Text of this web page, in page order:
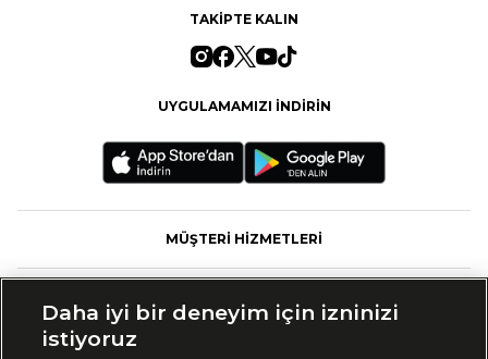
TAKİPTE KALIN
UYGULAMAMIZI İNDİRİN
MÜŞTERİ HİZMETLERİ
Daha iyi bir deneyim için izninizi
istiyoruz